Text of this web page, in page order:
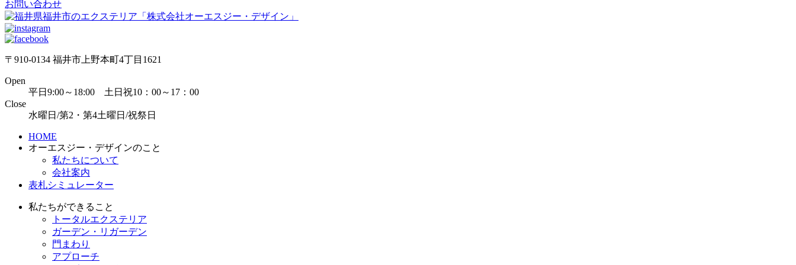
お問い合わせ
〒910-0134 福井市上野本町4丁目1621
Open
平日9:00～18:00 土日祝10：00～17：00
Close
水曜日/第2・第4土曜日/祝祭日
HOME
オーエスジー・デザインのこと
私たちについて
会社案内
表札シミュレーター
私たちができること
トータルエクステリア
ガーデン・リガーデン
門まわり
アプローチ